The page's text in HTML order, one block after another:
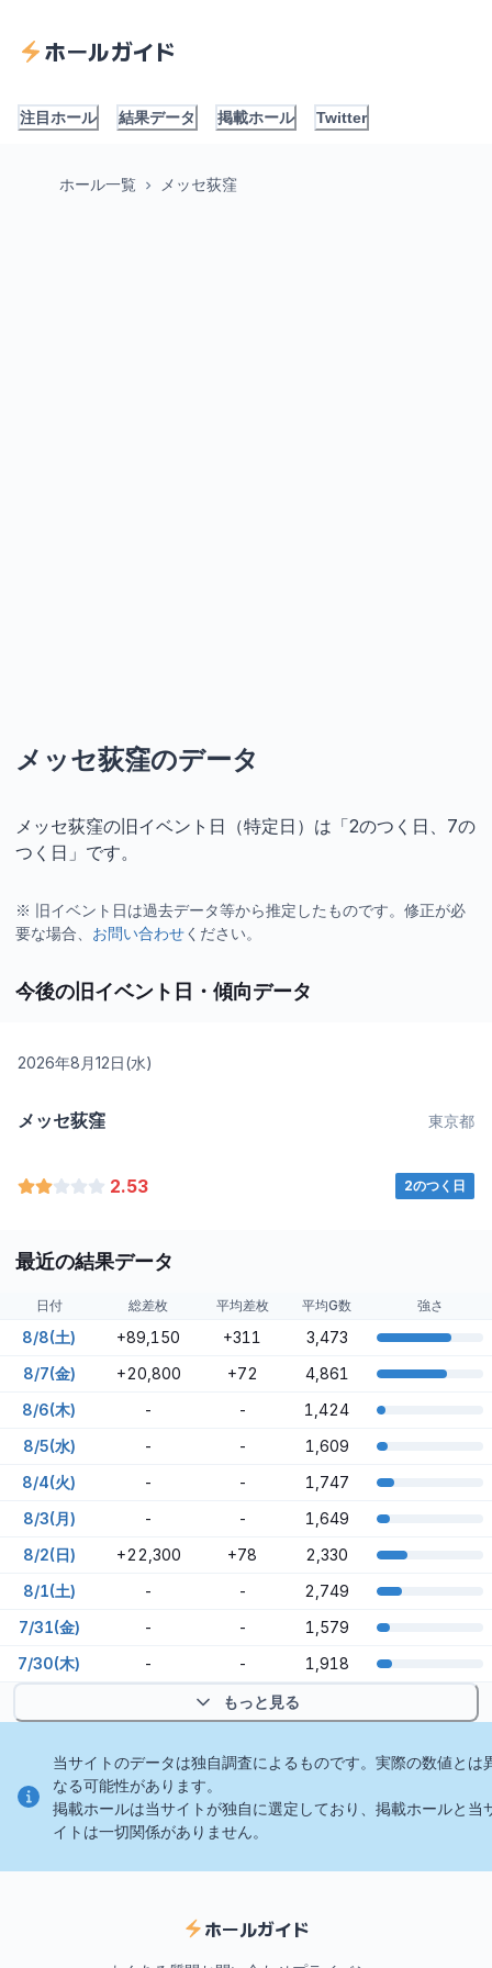
ホールガイド
注目ホール 結果データ 掲載ホール Twitter
ホール一覧 メッセ荻窪
メッセ荻窪のデータ
メッセ荻窪の旧イベント日（特定日）は「2のつく日、7の
つく日」です。
※ 旧イベント日は過去データ等から推定したものです。修正が必
要な場合、 お問い合わせください。
今後の旧イベント日・傾向データ
2026年8月12日(水)
メッセ荻窪 東京都
2.53 2のつく日
最近の結果データ
日付 総差枚 平均差枚 平均G数 強さ
8/8(土) +89,150 +311
3,473
8/7(金)
+20,800 +72
4,861
8/6(木)
- -
1,424
8/5(水)
- -
1,609
8/4(火)
- -
1,747
8/3(月)
- -
1,649
8/2(日)
+22,300 +78
2,330
8/1(土)
- -
2,749
7/31(金)
- -
1,579
7/30(木)
- - 1,918
もっと見る
当サイトのデータは独自調査によるものです。実際の数値とは
なる可能性があります。
掲載ホールは当サイトが独自に選定しており、掲載ホールと当
イトは一切関係がありません。
ホールガイド